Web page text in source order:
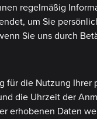
regelmäßig
um Sie
Sie uns durch
die Nutzung
die Uhrzeit der
erhobenen Daten